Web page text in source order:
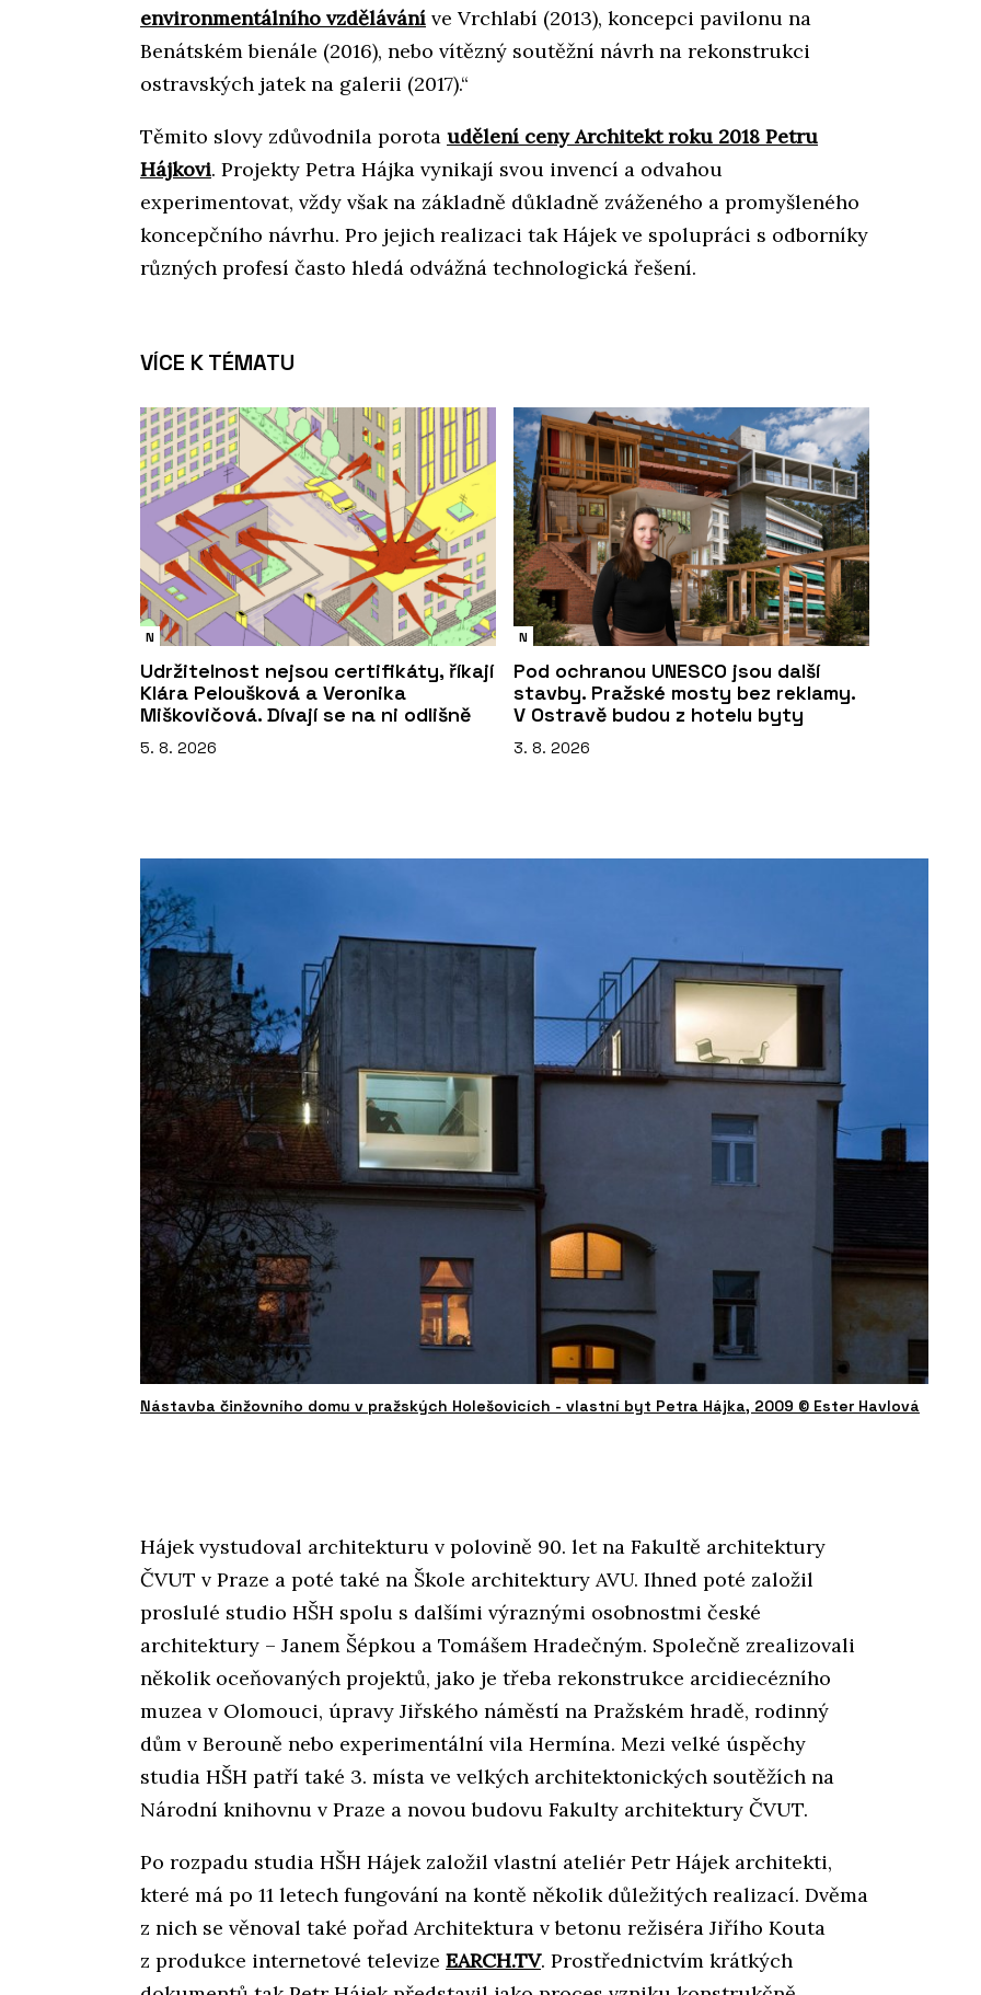
environmentálního vzdělávání ve Vrchlabí (2013), koncepci pavilonu na
Benátském bienále (2016), nebo vítězný soutěžní návrh na rekonstrukci
ostravských jatek na galerii (2017).“
Těmito slovy zdůvodnila porota udělení ceny Architekt roku 2018 Petru
Hájkovi. Projekty Petra Hájka vynikají svou invencí a odvahou
experimentovat, vždy však na základně důkladně zváženého a promyšleného
koncepčního návrhu. Pro jejich realizaci tak Hájek ve spolupráci s odborníky
různých profesí často hledá odvážná technologická řešení.
VÍCE K TÉMATU
N
Udržitelnost nejsou certifikáty, říkají
Klára Peloušková a Veronika
Miškovičová. Dívají se na ni odlišně
5. 8. 2026
N
Pod ochranou UNESCO jsou další
stavby. Pražské mosty bez reklamy.
V Ostravě budou z hotelu byty
3. 8. 2026
Nástavba činžovního domu v pražských Holešovicích - vlastní byt Petra Hájka, 2009 © Ester Havlová
Hájek vystudoval architekturu v polovině 90. let na Fakultě architektury
ČVUT v Praze a poté také na Škole architektury AVU. Ihned poté založil
proslulé studio HŠH spolu s dalšími výraznými osobnostmi české
architektury – Janem Šépkou a Tomášem Hradečným. Společně zrealizovali
několik oceňovaných projektů, jako je třeba rekonstrukce arcidiecézního
muzea v Olomouci, úpravy Jiřského náměstí na Pražském hradě, rodinný
dům v Berouně nebo experimentální vila Hermína. Mezi velké úspěchy
studia HŠH patří také 3. místa ve velkých architektonických soutěžích na
Národní knihovnu v Praze a novou budovu Fakulty architektury ČVUT.
Po rozpadu studia HŠH Hájek založil vlastní ateliér Petr Hájek architekti,
které má po 11 letech fungování na kontě několik důležitých realizací. Dvěma
z nich se věnoval také pořad Architektura v betonu režiséra Jiřího Kouta
z produkce internetové televize EARCH.TV. Prostřednictvím krátkých